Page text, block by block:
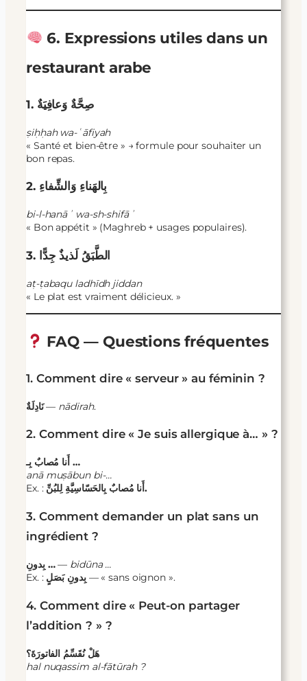
6. Expressions utiles dans un
restaurant arabe
1. صِحَّةٌ وَعافِيَةٌ
ṣiḥḥah wa-ʿāfiyah
« Santé et bien-être » → formule pour souhaiter un
bon repas.
2. بِالهَناءِ وَالشِّفاءِ
bi-l-hanāʾ wa-sh-shifāʾ
« Bon appétit » (Maghreb + usages populaires).
3. الطَّبَقُ لَذيذٌ جِدًّا
aṭ-ṭabaqu ladhīdh jiddan
« Le plat est vraiment délicieux. »
FAQ — Questions fréquentes
1. Comment dire « serveur » au féminin ?
نَادِلَةٌ— nādirah.
2. Comment dire « Je suis allergique à… » ?
أَنا مُصابٌ بِـ …
anā muṣābun bi-…
Ex. :
أَنا مُصابٌ بِالحَسّاسِيَّةِ لِلبُنِّ.
3. Comment demander un plat sans un
ingrédient ?
بِدونِ …— bidūna …
Ex. : بِدونِ بَصَلٍ— « sans oignon ».
4. Comment dire « Peut-on partager
l’addition ? » ?
هَلْ نُقَسِّمُ الفاتورَةَ؟
hal nuqassim al-fātūrah ?